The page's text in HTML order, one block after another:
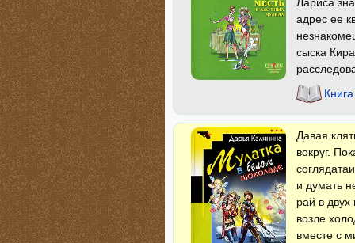
адрес ее
сыска
Давая
вокруг.
и думать
рай в двух
возле
вместе с